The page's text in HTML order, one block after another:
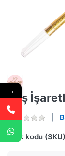
Kaş
Stok kodu (SKU)
→